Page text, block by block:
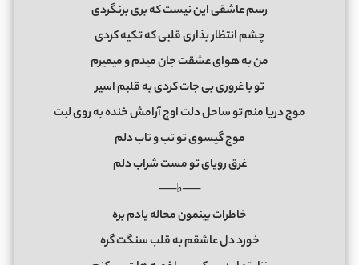
رسم عاشقی این نیست که بری برنگردی
چشم انتظار بذاری قلبی که تکیه کردی
من به هوای عشقت جان میدم و میمیرم
تو با غروری بی جات کردی به قلبم اسیر
موج دریا منم تو ساحل دلت اوج آرامش خنده به روی لبت
موج گیسوی تو تب و تاب دلم
غرق رویای تو مست شراب دلم
──♭──
خاطرات بینمون محاله یادم بره
خورد دل عاشقم به قلب سنگت گره